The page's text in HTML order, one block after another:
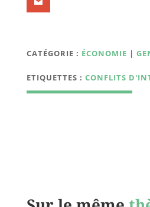
CATÉGORIE : ÉCONOMIE |
ETIQUETTES : CONFLITS